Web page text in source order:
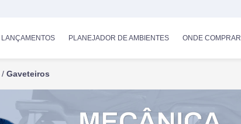
LANÇAMENTOS PLANEJADOR DE AMBIENTES ONDE COMPRAR
/ Gaveteiros